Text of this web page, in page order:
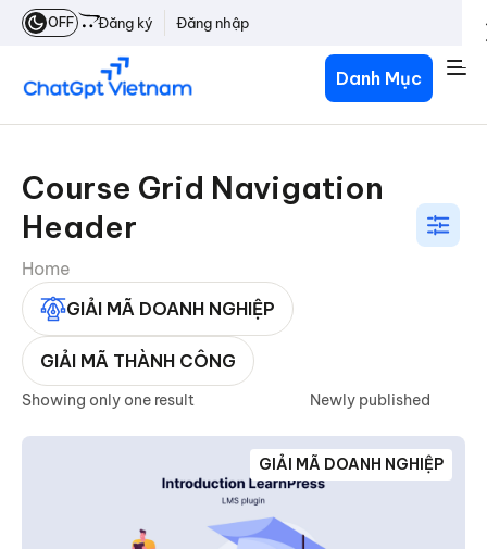
OFF Đăng ký Đăng nhập
Danh Mục
Course Grid Navigation
Header
Home
GIẢI MÃ DOANH NGHIỆP
GIẢI MÃ THÀNH CÔNG
Showing only one result
GIẢI MÃ DOANH NGHIỆP